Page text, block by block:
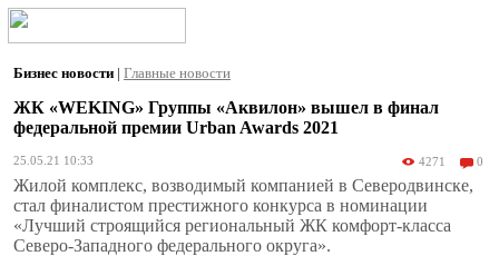
Бизнес новости | Главные новости
ЖК «WEKING» Группы «Аквилон» вышел в финал
федеральной премии Urban Awards 2021
25.05.21 10:33 4271 0
Жилой комплекс, возводимый компанией в Северодвинске,
стал финалистом престижного конкурса в номинации
«Лучший строящийся региональный ЖК комфорт-класса
Северо-Западного федерального округа».